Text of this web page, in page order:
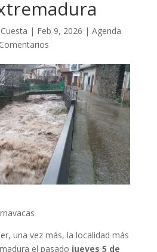
| Feb 9, 2026 | Agenda
una vez más, la localidad más
el pasado jueves 5 de